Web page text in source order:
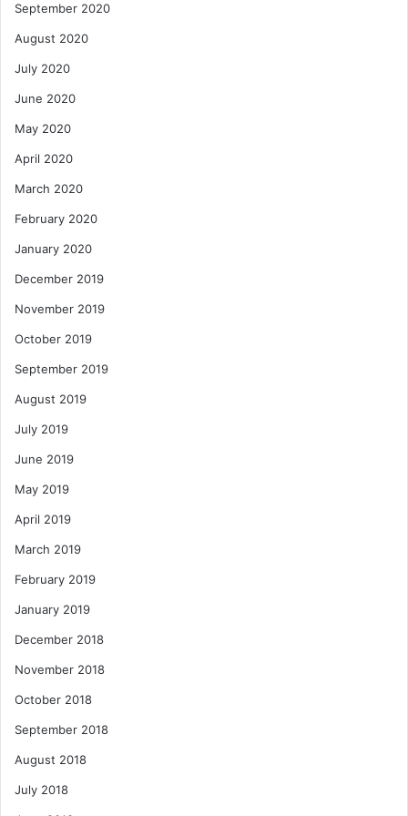
September 2020
August 2020
July 2020
June 2020
May 2020
April 2020
March 2020
February 2020
January 2020
December 2019
November 2019
October 2019
September 2019
August 2019
July 2019
June 2019
May 2019
April 2019
March 2019
February 2019
January 2019
December 2018
November 2018
October 2018
September 2018
August 2018
July 2018